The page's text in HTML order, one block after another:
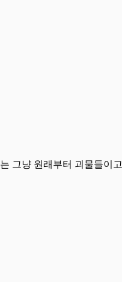
그냥 원래부터 괴물들이고